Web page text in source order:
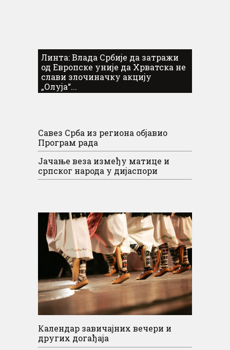
Линта: Влада Србије да затражи
од Европске уније да Хрватска не
слави злочиначку акцију
„Олуја“...
Савез Срба из региона објавио
Програм рада
Јачање веза између матице и
српског народа у дијаспори
Календар завичајних вечери и
других догађаја